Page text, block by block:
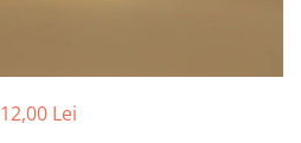
12,00 Lei